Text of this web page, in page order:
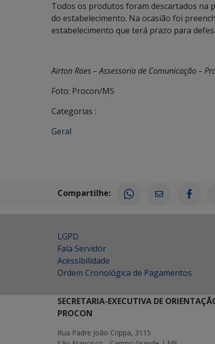
Todos os produtos foram descartados na
do estabelecimento. Na ocasião foi
estabelecimento que terá prazo para
Airton Raes – Assessoria de Comunicação –
Foto: Procon/MS
Categorias :
Geral
Compartilhe:
LGPD
Fala Servidor
Acessibilidade
Ordem Cronológica de Pagamentos
SECRETARIA-EXECUTIVA DE
PROCON
Rua Padre João Crippa, 3115